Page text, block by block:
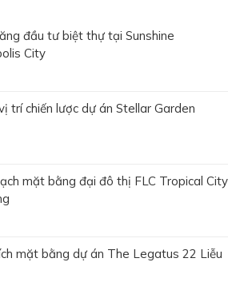
đầu tư biệt thự tại Sunshine
City
trí chiến lược dự án Stellar Garden
mặt bằng đại đô thị FLC Tropical City
mặt bằng dự án The Legatus 22 Liễu